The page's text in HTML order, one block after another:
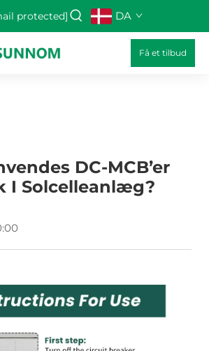
protected] DA
Få et tilbud
DC-MCB’er
I Solcelleanlæg?